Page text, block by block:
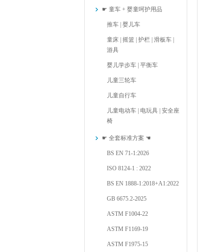
☛ 童车 + 婴童呵护用品
推车 | 婴儿车
童床 | 摇篮 | 护栏 | 滑板车 |
游具
婴儿学步车 | 平衡车
儿童三轮车
儿童自行车
儿童电动车 | 电玩具 | 安全座
椅
☛ 全套标准方案 ☚
BS EN 71-1:2026
ISO 8124-1 : 2022
BS EN 1888-1:2018+A1:2022
GB 6675.2-2025
ASTM F1004-22
ASTM F1169-19
ASTM F1975-15